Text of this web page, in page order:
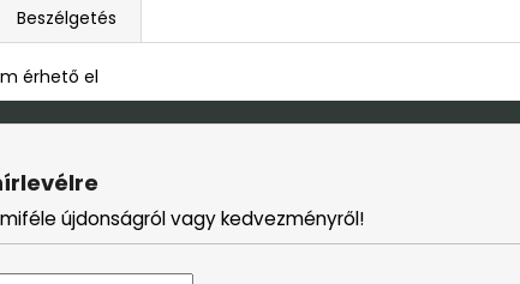
Beszélgetés
érhető el
újdonságról vagy kedvezményről!